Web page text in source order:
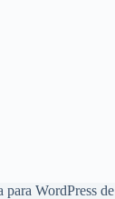
WordPress de